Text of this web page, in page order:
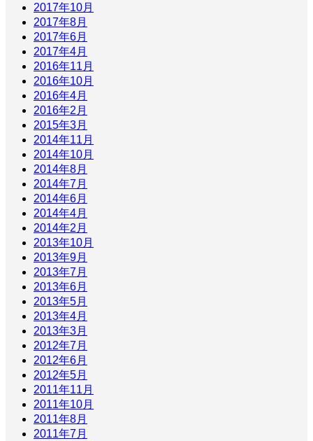
2017年10月
2017年8月
2017年6月
2017年4月
2016年11月
2016年10月
2016年4月
2016年2月
2015年3月
2014年11月
2014年10月
2014年8月
2014年7月
2014年6月
2014年4月
2014年2月
2013年10月
2013年9月
2013年7月
2013年6月
2013年5月
2013年4月
2013年3月
2012年7月
2012年6月
2012年5月
2011年11月
2011年10月
2011年8月
2011年7月